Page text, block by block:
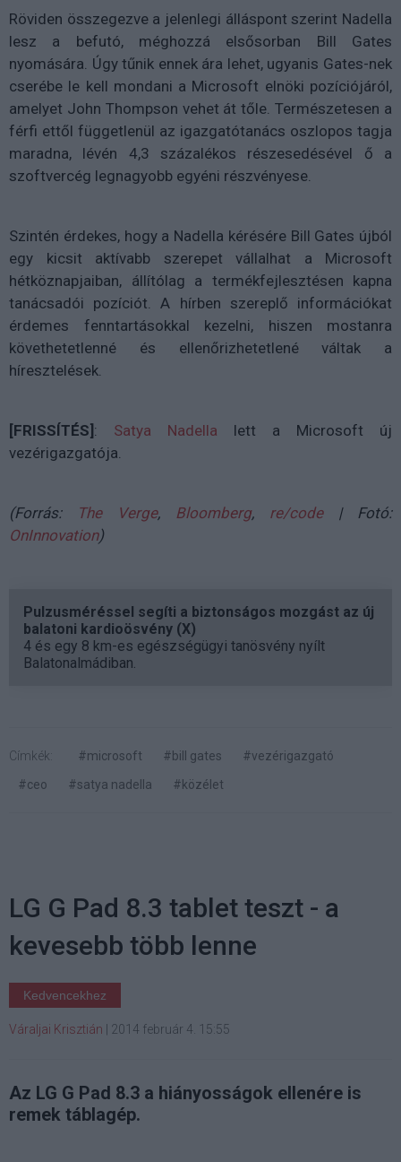
Röviden összegezve a jelenlegi álláspont szerint Nadella
lesz a befutó, méghozzá elsősorban Bill Gates
nyomására. Úgy tűnik ennek ára lehet, ugyanis Gates-nek
cserébe le kell mondani a Microsoft elnöki pozíciójáról,
amelyet John Thompson vehet át tőle. Természetesen a
férfi ettől függetlenül az igazgatótanács oszlopos tagja
maradna, lévén 4,3 százalékos részesedésével ő a
szoftvercég legnagyobb egyéni részvényese.
Szintén érdekes, hogy a Nadella kérésére Bill Gates újból
egy kicsit aktívabb szerepet vállalhat a Microsoft
hétköznapjaiban, állítólag a termékfejlesztésen kapna
tanácsadói pozíciót. A hírben szereplő információkat
érdemes fenntartásokkal kezelni, hiszen mostanra
követhetetlenné és ellenőrizhetetlené váltak a
híresztelések.
[FRISSÍTÉS] : Satya Nadella lett a Microsoft új
vezérigazgatója.
(Forrás: The Verge, Bloomberg, re/code| Fotó:
OnInnovation)
Pulzusméréssel segíti a biztonságos mozgást az új
balatoni kardioösvény (X)
4 és egy 8 km-es egészségügyi tanösvény nyílt
Balatonalmádiban.
Címkék: #microsoft #bill gates
#vezérigazgató
#ceo
#satya nadella #közélet
LG G Pad 8.3 tablet teszt - a
kevesebb több lenne
Kedvencekhez
Váraljai Krisztián | 2014 február 4. 15:55
Az LG G Pad 8.3 a hiányosságok ellenére is
remek táblagép.